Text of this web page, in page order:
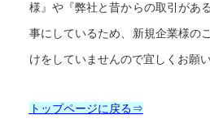
様』や『弊社と昔からの取引があ
事にしているため、新規企業様の
けをしていませんので宜しくお願い
トップページに戻る⇒